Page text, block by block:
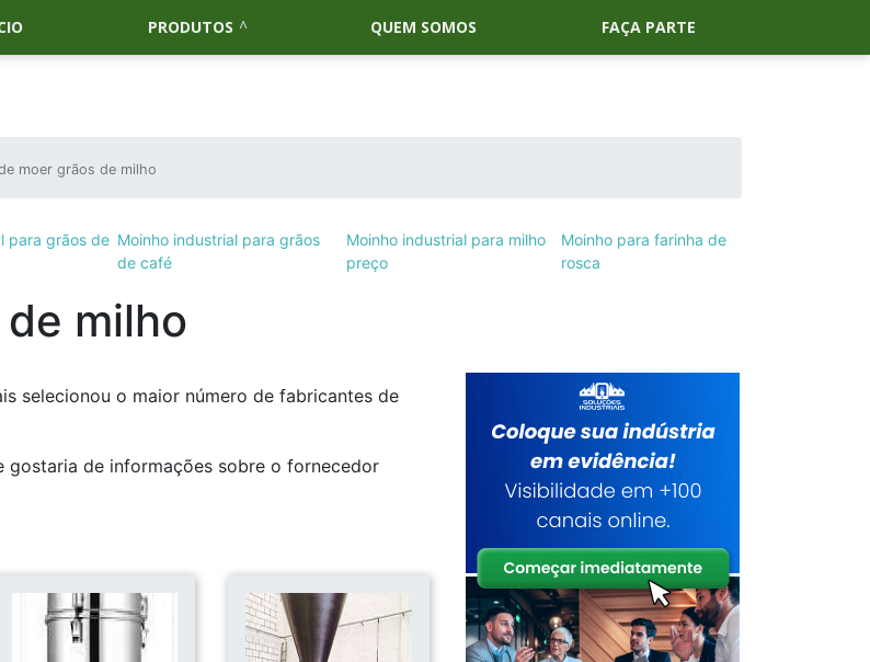
PRODUTOS QUEM SOMOS FAÇA PARTE
moer grãos de milho
para grãos de Moinho industrial para grãos
de café
Moinho industrial para milho
preço
Moinho para farinha de
rosca
milho
selecionou o maior número de fabricantes de
gostaria de informações sobre o fornecedor